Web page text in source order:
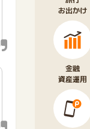
お出かけ
金融
資産運用